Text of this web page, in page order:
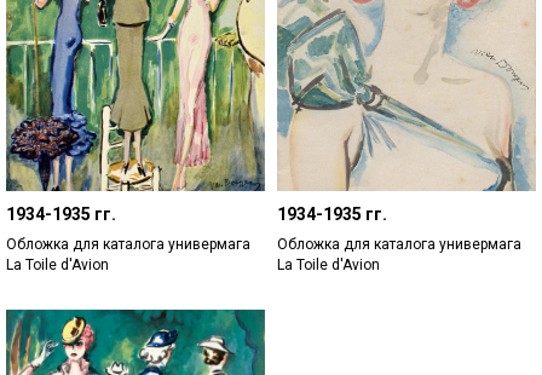
1934-1935 гг.
Обложка для каталога универмага
La Toile d'Avion
1934-1935 гг.
Обложка для каталога универмага
La Toile d'Avion